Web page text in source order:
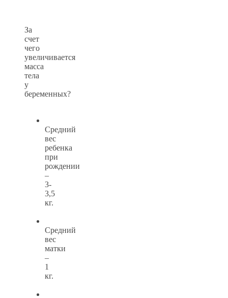
За
счет
чего
увеличивается
масса
тела
у
беременных?
Средний
вес
ребенка
при
рождении
–
3-
3,5
кг.
Средний
вес
матки
–
1
кг.